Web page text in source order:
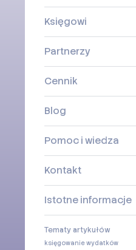
Księgowi
Partnerzy
Cennik
Blog
Pomoc i wiedza
Kontakt
Istotne informacje
Tematy artykułów
księgowanie wydatków